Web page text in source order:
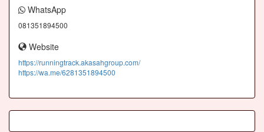
WhatsApp
081351894500
Website
https://runningtrack.akasahgroup.com/
https://wa.me/6281351894500